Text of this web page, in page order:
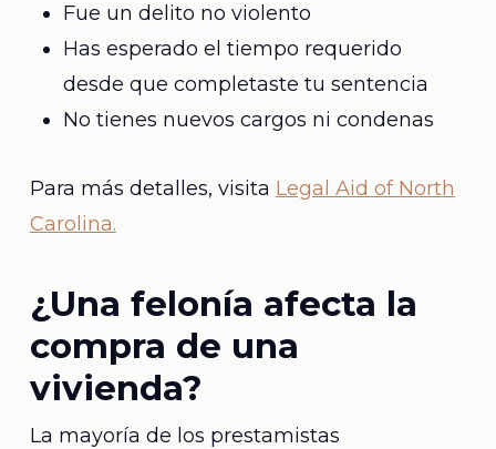
Fue un delito no violento
Has esperado el tiempo requerido
desde que completaste tu sentencia
No tienes nuevos cargos ni condenas
Para más detalles, visita Legal Aid of North
Carolina.
¿Una felonía afecta la
compra de una
vivienda?
La mayoría de los prestamistas